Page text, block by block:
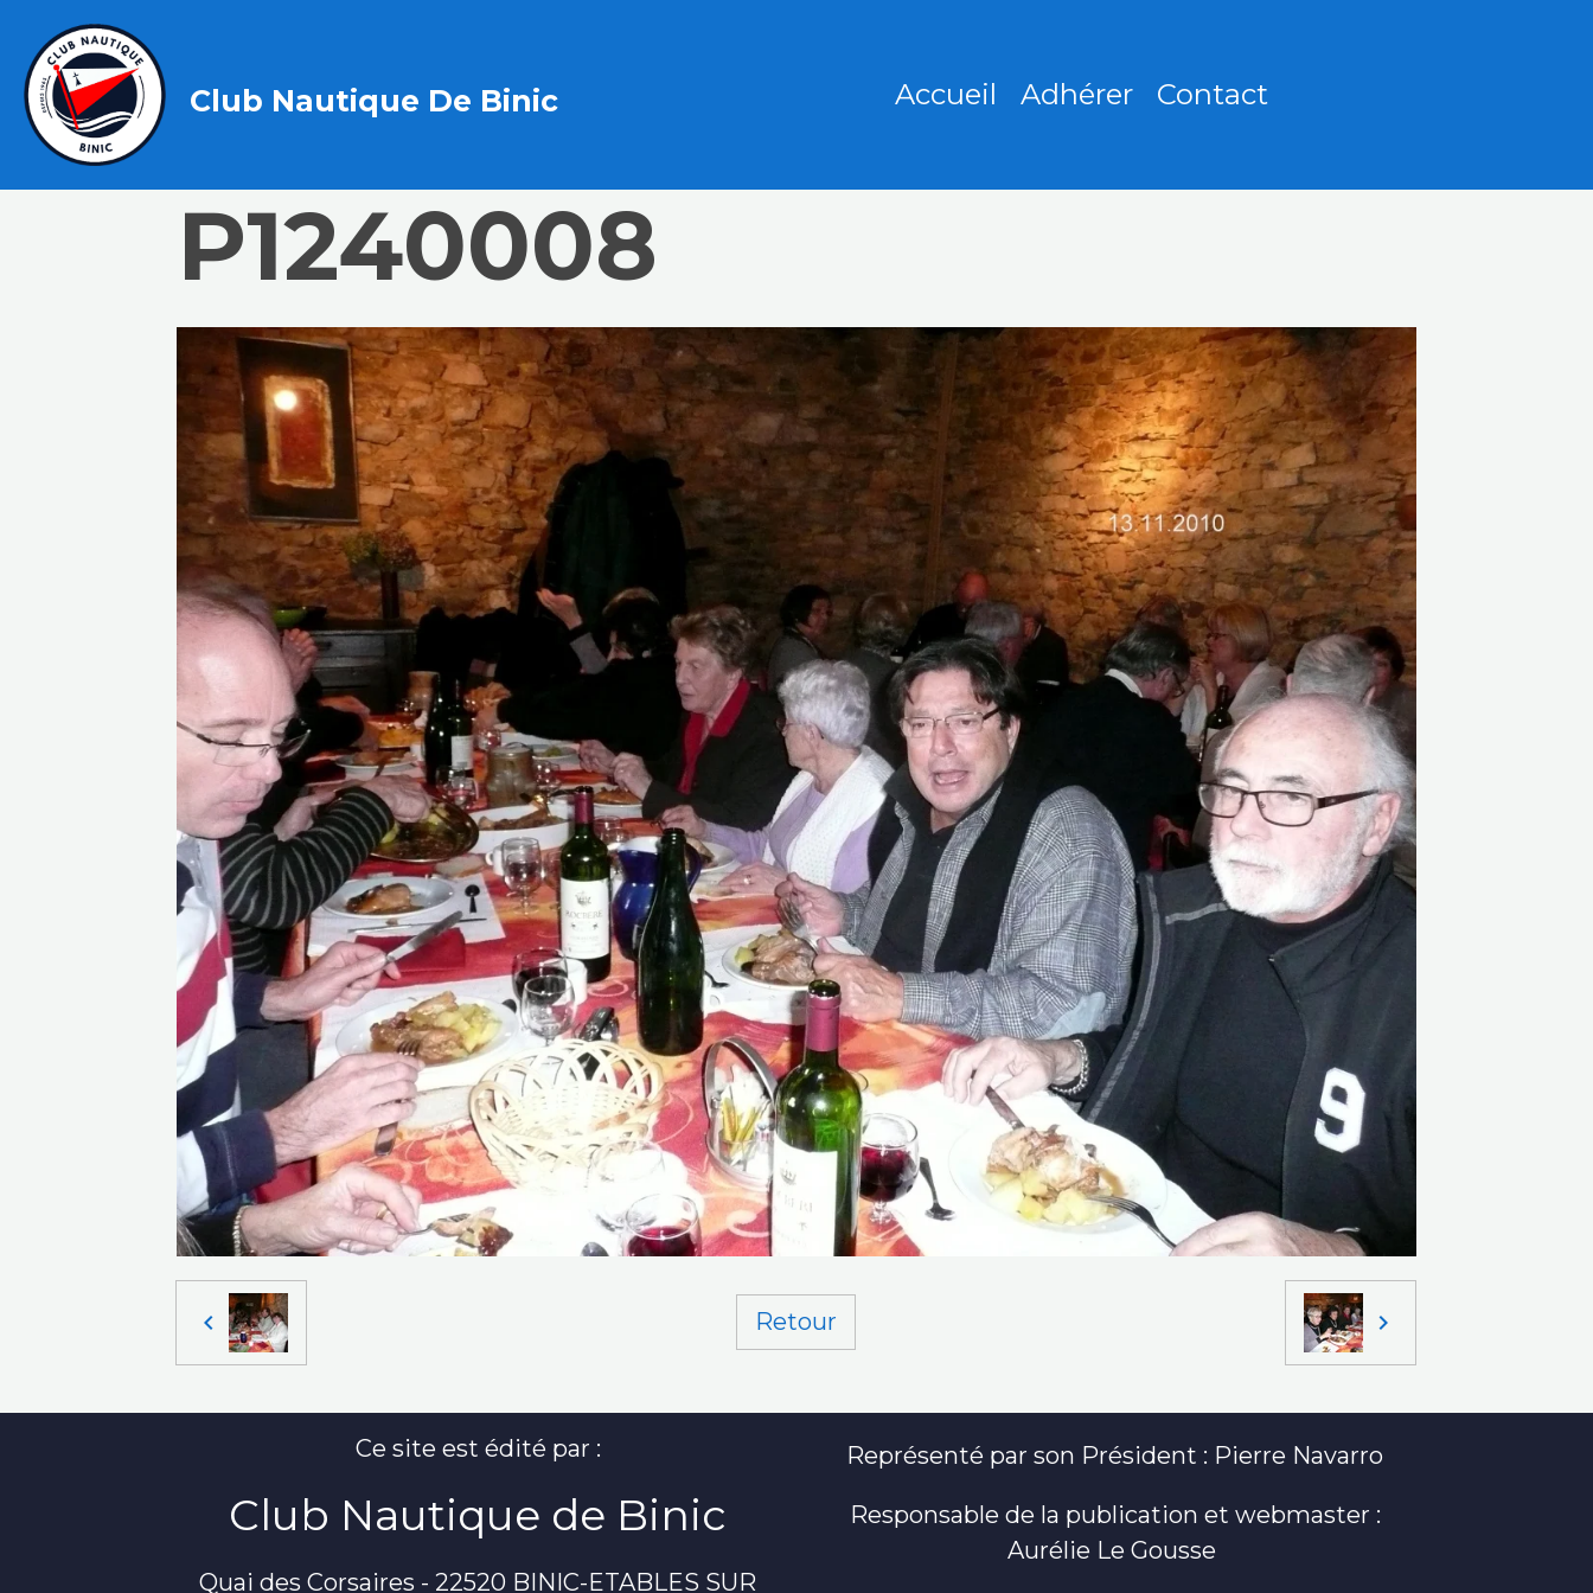
Club Nautique De Binic Accueil Adhérer Contact
P1240008
Retour
Ce site est édité par :
Club Nautique de Binic
Quai des Corsaires - 22520 BINIC-ETABLES SUR
Représenté par son Président : Pierre Navarro
Responsable de la publication et webmaster :
Aurélie Le Gousse